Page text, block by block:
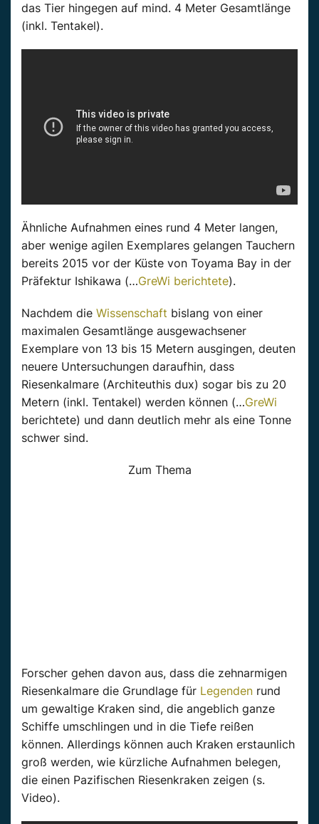
das Tier hingegen auf mind. 4 Meter Gesamtlänge
(inkl. Tentakel).
Ähnliche Aufnahmen eines rund 4 Meter langen,
aber wenige agilen Exemplares gelangen Tauchern
bereits 2015 vor der Küste von Toyama Bay in der
Präfektur Ishikawa (…GreWi berichtete).
Nachdem die Wissenschaft bislang von einer
maximalen Gesamtlänge ausgewachsener
Exemplare von 13 bis 15 Metern ausgingen, deuten
neuere Untersuchungen daraufhin, dass
Riesenkalmare (Architeuthis dux) sogar bis zu 20
Metern (inkl. Tentakel) werden können (…GreWi
berichtete) und dann deutlich mehr als eine Tonne
schwer sind.
Zum Thema
Forscher gehen davon aus, dass die zehnarmigen
Riesenkalmare die Grundlage für Legenden rund
um gewaltige Kraken sind, die angeblich ganze
Schiffe umschlingen und in die Tiefe reißen
können. Allerdings können auch Kraken erstaunlich
groß werden, wie kürzliche Aufnahmen belegen,
die einen Pazifischen Riesenkraken zeigen (s.
Video).